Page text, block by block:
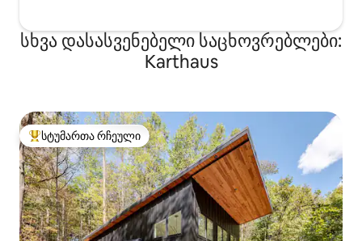
სხვა დასასვენებელი საცხოვრებლები:
Karthaus
სტუმართა რჩეული მოწინავე ვარიანტი
სტუმართა რჩეული